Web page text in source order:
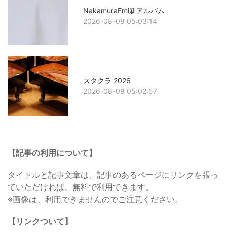
NakamuraEmi新アルバム
2026-08-08 05:03:14
スタクラ 2026
2026-08-08 05:02:57
【記事の利用について】
タイトルと記事文章は、記事のあるページにリンクを張っ
ていただければ、無料で利用できます。
※画像は、利用できませんのでご注意ください。
【リンクついて】